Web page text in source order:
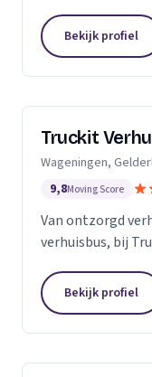
Bekijk profiel
Truckit
Wageningen,
9,8Moving Score
Van ontzorgd
verhuisbus, bij
klantenBekijk profiel